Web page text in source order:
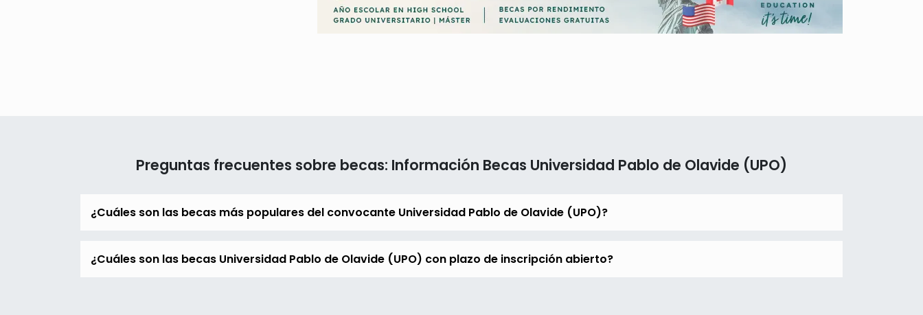
Preguntas frecuentes sobre becas: Información Becas Universidad Pablo de Olavide (UPO)
¿Cuáles son las becas más populares del convocante Universidad Pablo de Olavide (UPO)?
¿Cuáles son las becas Universidad Pablo de Olavide (UPO) con plazo de inscripción abierto?